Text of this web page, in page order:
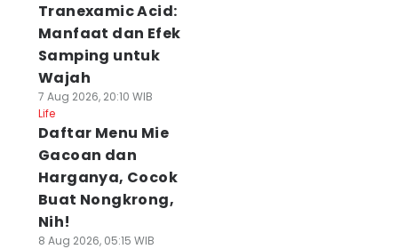
Tranexamic Acid:
Manfaat dan Efek
Samping untuk
Wajah
7 Aug 2026, 20:10 WIB
Life
Daftar Menu Mie
Gacoan dan
Harganya, Cocok
Buat Nongkrong,
Nih!
8 Aug 2026, 05:15 WIB